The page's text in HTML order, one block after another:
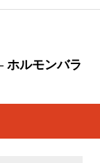
ホルモンバラ